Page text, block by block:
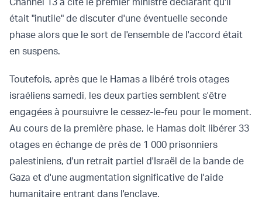
était "inutile" de discuter d'une éventuelle seconde
phase alors que le sort de l'ensemble de l'accord était
en suspens.
Toutefois, après que le Hamas a libéré trois otages
israéliens samedi, les deux parties semblent s'être
engagées à poursuivre le cessez-le-feu pour le moment.
Au cours de la première phase, le Hamas doit libérer 33
otages en échange de près de 1 000 prisonniers
palestiniens, d'un retrait partiel d'Israël de la bande de
Gaza et d'une augmentation significative de l'aide
humanitaire entrant dans l'enclave.